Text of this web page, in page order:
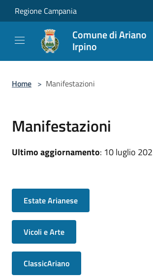
Salta al contenuto principale
Regione Campania
Comune di Ariano
Irpino
Home > Manifestazioni
Manifestazioni
Ultimo aggiornamento: 10 luglio
Estate Arianese
Vicoli e Arte
ClassicAriano